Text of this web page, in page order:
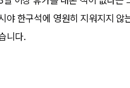
야 한구석에 영원히 지워지지 않
니다.